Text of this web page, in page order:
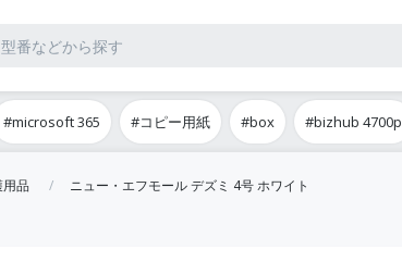
#microsoft 365 #コピー用紙 #box #bizhub 4700p
用品 ニュー・エフモール デズミ 4号 ホワイト